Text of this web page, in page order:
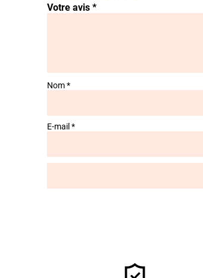
Votre avis *
Nom*
E-mail *